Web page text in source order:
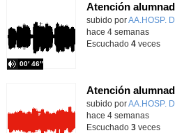
Contenido educativo.
subido porAA.HOSP.
00′ 46″
hace 4 semanas
Escuchado 4veces
Contenido educativo.
subido porAA.HOSP.
hace 4 semanas
Escuchado 3veces